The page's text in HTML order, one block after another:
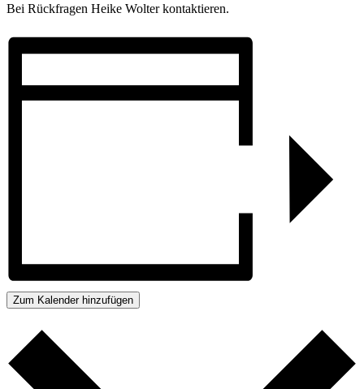
Bei Rückfragen Heike Wolter kontaktieren.
Zum Kalender hinzufügen